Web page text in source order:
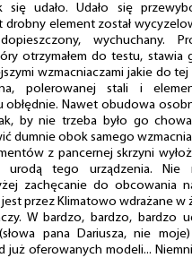
się udało. Udało się
drobny element został
wychuchany.
otrzymałem do testu, stawia
wzmacniaczami jakie do tej
polerowanej stali i
obłędnie. Nawet obudowa
by nie trzeba było go
dumnie obok samego
z pancernej skrzyni
urodą tego urządzenia. Nie
zachęcanie do obcowania
przez Klimatowo wdrażane w
W bardzo, bardzo, bardzo
pana Dariusza, nie
już oferowanych modeli...